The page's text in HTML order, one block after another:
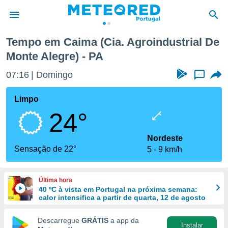
da
foi
para
e
forma
Tempo em Caima (Cia. Agroindustrial De
Monte Alegre) - PA
07:16 Domingo ...
Limpo
24°
Sensação de 22°
Nordeste
5
9 km/h
Última hora
40 ºC à vista em Portugal na próxima semana:
calor intensifica a partir de quarta, 12 de agosto
Descarregue GRÁTIS a app da
Instalar